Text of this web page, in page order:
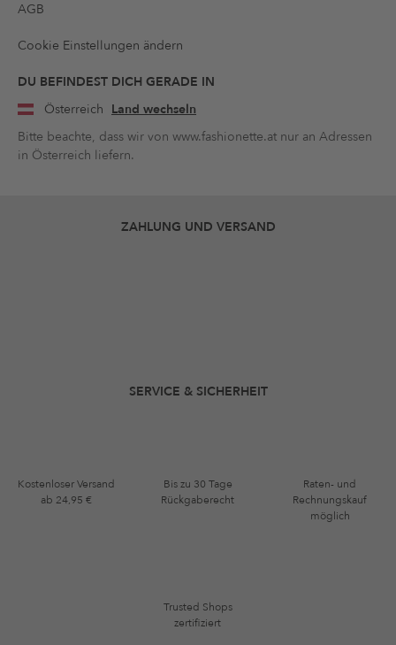
AGB
Cookie Einstellungen ändern
DU BEFINDEST DICH GERADE IN
Österreich Land wechseln
Bitte beachte, dass wir von www.fashionette.at nur an Adressen
in Österreich liefern.
ZAHLUNG UND VERSAND
SERVICE & SICHERHEIT
Kostenloser Versand
ab 24,95 €
Bis zu 30 Tage
Rückgaberecht
Raten- und
Rechnungskauf
möglich
Trusted Shops
zertifiziert